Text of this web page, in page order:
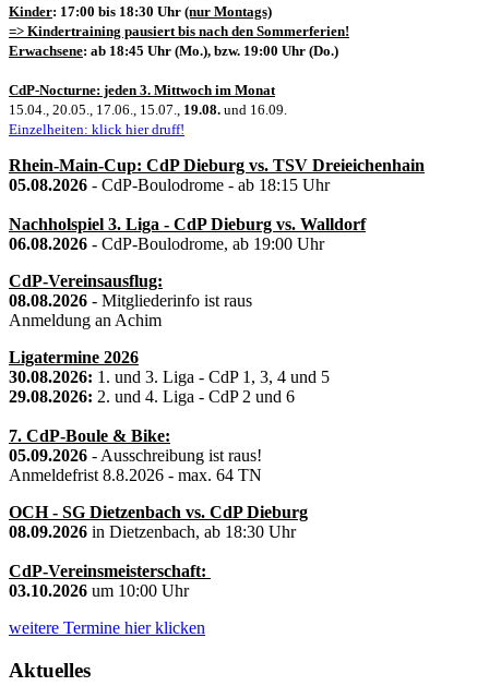
Kinder: 17:00 bis 18:30 Uhr (nur Montags)
=> Kindertraining pausiert bis nach den Sommerferien!
Erwachsene: ab 18:45 Uhr (Mo.), bzw. 19:00 Uhr (Do.)
CdP-Nocturne: jeden 3. Mittwoch im Monat
15.04., 20.05., 17.06., 15.07., 19.08. und 16.09.
Einzelheiten: klick hier druff!
Rhein-Main-Cup: CdP Dieburg vs. TSV Dreieichenhain
05.08.2026 - CdP-Boulodrome - ab 18:15 Uhr
Nachholspiel 3. Liga - CdP Dieburg vs. Walldorf
06.08.2026 - CdP-Boulodrome, ab 19:00 Uhr
CdP-Vereinsausflug:
08.08.2026 - Mitgliederinfo ist raus
Anmeldung an Achim
Ligatermine 2026
30.08.2026: 1. und 3. Liga - CdP 1, 3, 4 und 5
29.08.2026: 2. und 4. Liga - CdP 2 und 6
7. CdP-Boule & Bike:
05.09.2026 - Ausschreibung ist raus!
Anmeldefrist 8.8.2026 - max. 64 TN
OCH - SG Dietzenbach vs. CdP Dieburg
08.09.2026 in Dietzenbach, ab 18:30 Uhr
CdP-Vereinsmeisterschaft:
03.10.2026 um 10:00 Uhr
weitere Termine hier klicken
Aktuelles